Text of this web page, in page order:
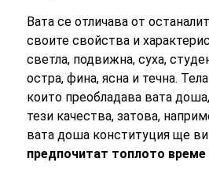
Вата се отличава от
своите свойства и
светла, подвижна, суха,
остра, фина, ясна и течна.
които преобладава вата
тези качества, затова,
вата доша конституция ще
предпочитат топлото